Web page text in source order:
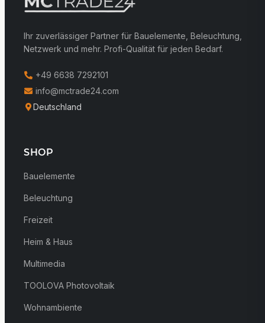
Ihr zuverlässiger Partner für Bauelemente, Beleuchtung,
Netzwerk und mehr. Profi-Qualität für jeden Bedarf.
+49 6638 7292101
info@mctrade24.com
Deutschland
SHOP
Bauelemente
Beleuchtung
Freizeit
Heim & Haus
Multimedia
TOOLOVA Photovoltaik
Wohnambiente